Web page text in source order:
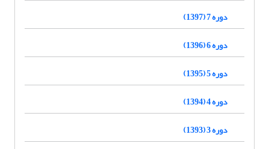
دوره 7 (1397)
دوره 6 (1396)
دوره 5 (1395)
دوره 4 (1394)
دوره 3 (1393)